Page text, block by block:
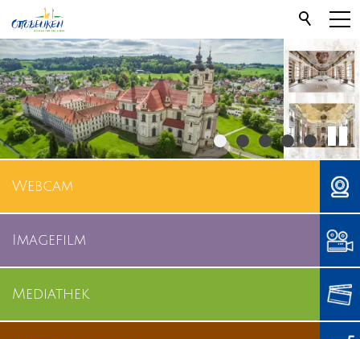
Webcam
Imagefilm
Mediathek